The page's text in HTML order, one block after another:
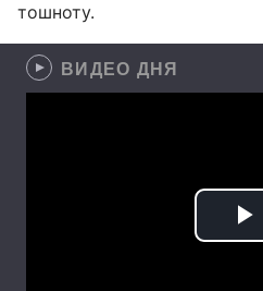
тошноту.
ВИДЕО ДНЯ